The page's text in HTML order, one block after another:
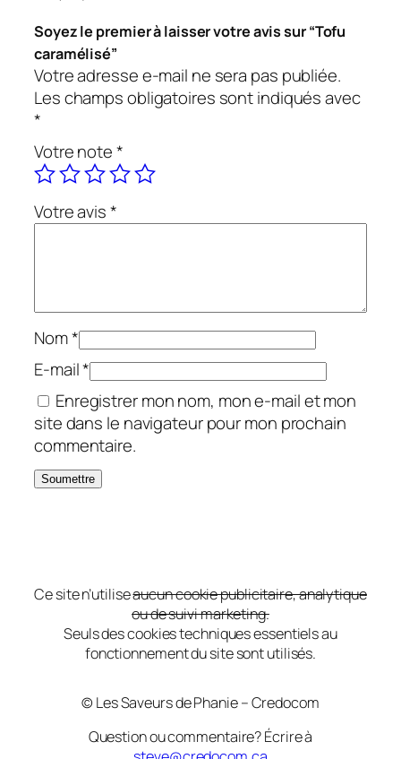
Soyez le premier à laisser votre avis sur “Tofu
caramélisé”
Votre adresse e-mail ne sera pas publiée.
Les champs obligatoires sont indiqués avec
*
Votre note*
Votre avis*
Nom*
E-mail*
Enregistrer mon nom, mon e-mail et mon
site dans le navigateur pour mon prochain
commentaire.
Ce site n’utiliseaucun cookie publicitaire, analytique
ou de suivi marketing.
Seuls des cookies techniques essentiels au
fonctionnement du site sont utilisés.
© Les Saveurs de Phanie – Credocom
Question ou commentaire? Écrire à